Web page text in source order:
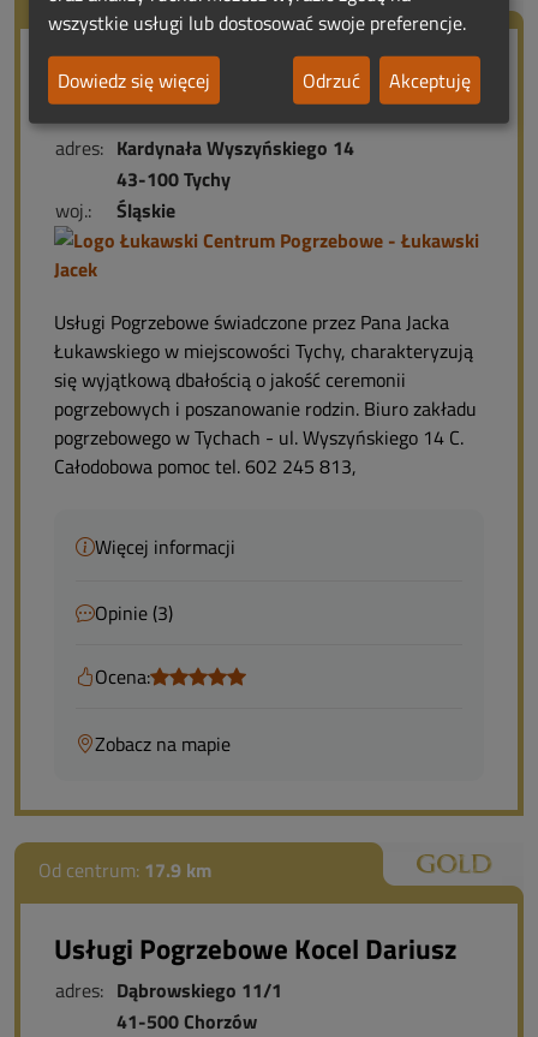
Łukawski Centrum Pogrzebowe -
Łukawski Jacek
adres: Kardynała Wyszyńskiego 14
43-100 Tychy
woj.:
Śląskie
Usługi Pogrzebowe świadczone przez Pana Jacka
Łukawskiego w miejscowości Tychy, charakteryzują
się wyjątkową dbałością o jakość ceremonii
pogrzebowych i poszanowanie rodzin. Biuro zakładu
pogrzebowego w Tychach - ul. Wyszyńskiego 14 C.
Całodobowa pomoc tel. 602 245 813,
Więcej informacji
Opinie (3)
Ocena:
Zobacz na mapie
Od centrum: 17.9 km
Usługi Pogrzebowe Kocel Dariusz
adres: Dąbrowskiego 11/1
41-500 Chorzów
wszystkie usługi lub dostosować swoje preferencje.
Dowiedz się więcej
Odrzuć Akceptuję